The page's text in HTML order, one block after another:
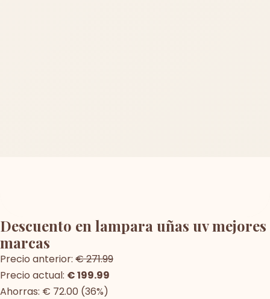
Descuento en lampara uñas uv mejores
marcas
Precio anterior: € 271.99
Precio actual: € 199.99
Ahorras: € 72.00 (36%)